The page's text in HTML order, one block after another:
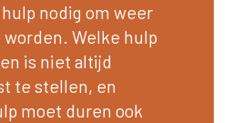
nodig om weer
Welke hulp
is niet altijd
te stellen, en
moet duren ook